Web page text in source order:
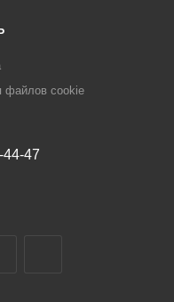
файлов cookie
44-47